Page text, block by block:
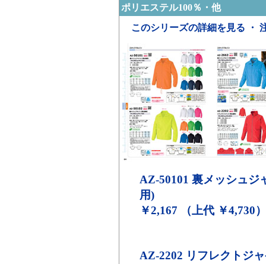
ポリエステル100％・他
このシリーズの詳細を見る ・
AZ-50101 裏メッシュジ
用)
￥2,167 （上代 ￥4,730）
AZ-2202 リフレクトジ